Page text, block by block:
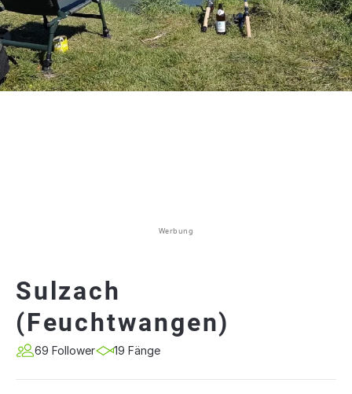
Werbung
Sulzach
(Feuchtwangen)
69 Follower 19 Fänge